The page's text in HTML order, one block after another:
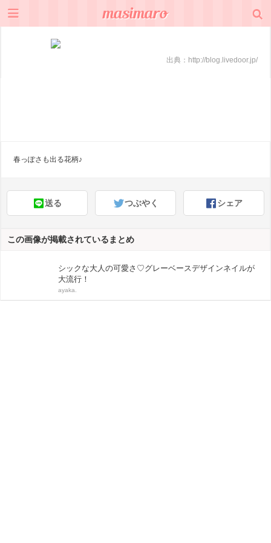
出典： http://blog.livedoor.jp/
春っぽさも出る花柄♪
送る つぶやく シェア
この画像が掲載されているまとめ
シックな大人の可愛さ♡グレーベースデザインネイルが
大流行！
ayaka.